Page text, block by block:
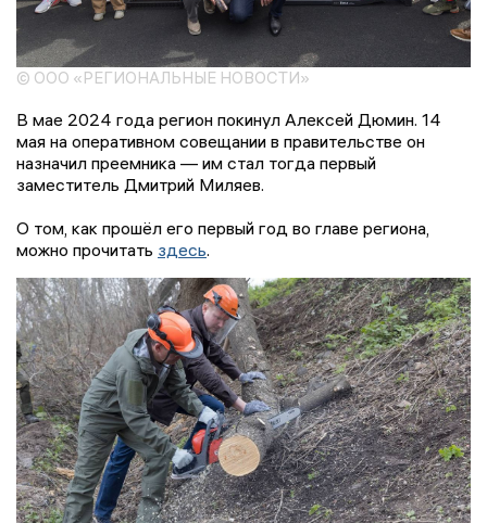
© ООО «РЕГИОНАЛЬНЫЕ НОВОСТИ»
В мае 2024 года регион покинул Алексей Дюмин. 14
мая на оперативном совещании в правительстве он
назначил преемника — им стал тогда первый
заместитель Дмитрий Миляев.
О том, как прошёл его первый год во главе региона,
можно прочитать здесь.